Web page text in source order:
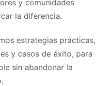
y comunidades
la diferencia.
estrategias prácticas,
y casos de éxito, para
sin abandonar la